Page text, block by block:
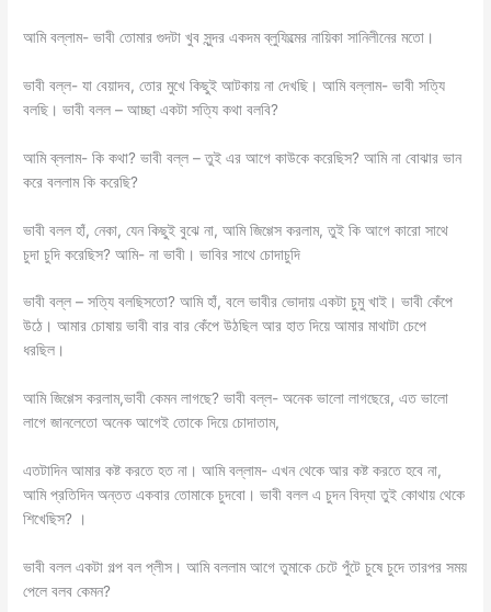
আমি বল্লাম- ভাবী তোমার গুদটা খুব সুন্দর একদম ব্লুফিল্মের নায়িকা সানিলীনের মতো।
ভাবী বল্ল- যা বেয়াদব, তোর মুখে কিছুই আটকায় না দেখছি। আমি বল্লাম- ভাবী সত্যি
বলছি। ভাবী বলল – আচ্ছা একটা সত্যি কথা বলবি?
আমি ব্ললাম- কি কথা? ভাবী বল্ল – তুই এর আগে কাউকে করেছিস? আমি না বোঝার ভান
করে বললাম কি করেছি?
ভাবী বলল হাঁ, নেকা, যেন কিছুই বুঝে না, আমি জিগ্গেস করলাম, তুই কি আগে কারো সাথে
চুদা চুদি করেছিস? আমি- না ভাবী। ভাবির সাথে চোদাচুদি
ভাবী বল্ল – সত্যি বলছিসতো? আমি হাঁ, বলে ভাবীর ভোদায় একটা চুমু খাই। ভাবী কেঁপে
উঠে। আমার চোষায় ভাবী বার বার কেঁপে উঠছিল আর হাত দিয়ে আমার মাথাটা চেপে
ধরছিল।
আমি জিগ্গেস করলাম,ভাবী কেমন লাগছে? ভাবী বল্ল- অনেক ভালো লাগছেরে, এত ভালো
লাগে জানলেতো অনেক আগেই তোকে দিয়ে চোদাতাম,
এতটাদিন আমার কষ্ট করতে হত না। আমি বল্লাম- এখন থেকে আর কষ্ট করতে হবে না,
আমি প্রতিদিন অন্তত একবার তোমাকে চুদবো। ভাবী বলল এ চুদন বিদ্যা তুই কোথায় থেকে
শিখেছিস? ।
ভাবী বলল একটা গল্প বল প্লীস। আমি বললাম আগে তুমাকে চেটে পুঁটে চুষে চুদে তারপর সময়
পেলে বলব কেমন?